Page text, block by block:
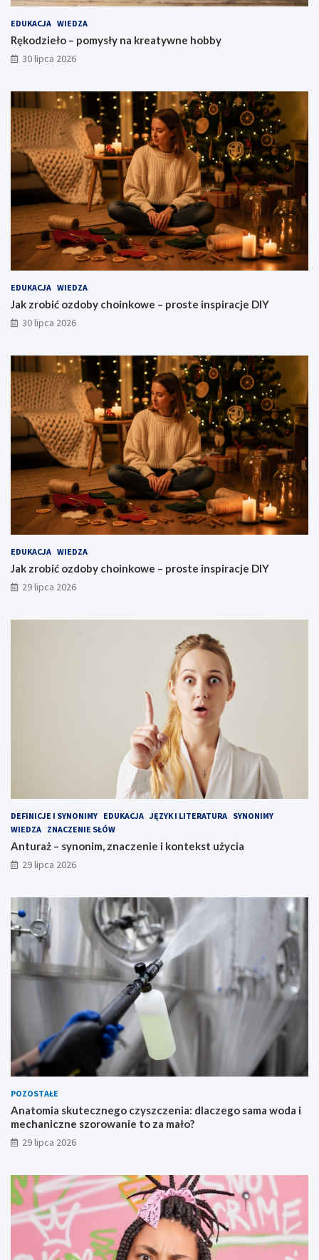
EDUKACJA WIEDZA
Rękodzieło – pomysły na kreatywne hobby
30 lipca 2026
EDUKACJA WIEDZA
Jak zrobić ozdoby choinkowe – proste inspiracje DIY
30 lipca 2026
EDUKACJA WIEDZA
Jak zrobić ozdoby choinkowe – proste inspiracje DIY
29 lipca 2026
DEFINICJE I SYNONIMY EDUKACJA JĘZYK I LITERATURA SYNONIMY
WIEDZA ZNACZENIE SŁÓW
Anturaż – synonim, znaczenie i kontekst użycia
29 lipca 2026
POZOSTAŁE
Anatomia skutecznego czyszczenia: dlaczego sama woda i
mechaniczne szorowanie to za mało?
29 lipca 2026